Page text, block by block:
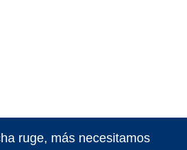
ruge, más necesitamos